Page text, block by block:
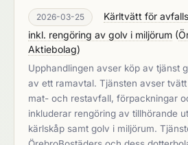
2026-03-25
Kärltvätt för
inkl. rengöring av golv i miljörum (
Aktiebolag)
Upphandlingen avser köp av tjänst
av ett ramavtal. Tjänsten avser
mat- och restavfall, förpackningar
inkluderar rengöring av tillhörande
kärlskåp samt golv i miljörum.